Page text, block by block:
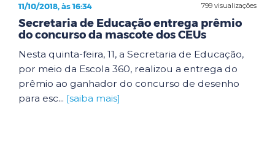
799 visualizações
11/10/2018, às 16:34
Secretaria de Educação entrega prêmio
do concurso da mascote dos CEUs
Nesta quinta-feira, 11, a Secretaria de Educação,
por meio da Escola 360, realizou a entrega do
prêmio ao ganhador do concurso de desenho
para esc... [saiba mais]